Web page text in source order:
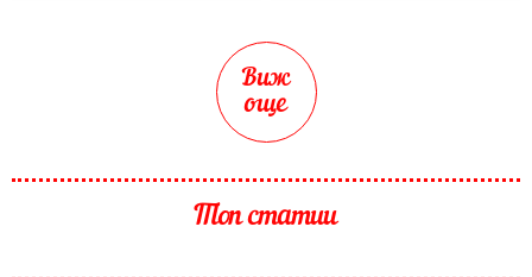
Виж
още
Топ статии